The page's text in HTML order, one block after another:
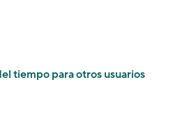
tiempo para otros usuarios